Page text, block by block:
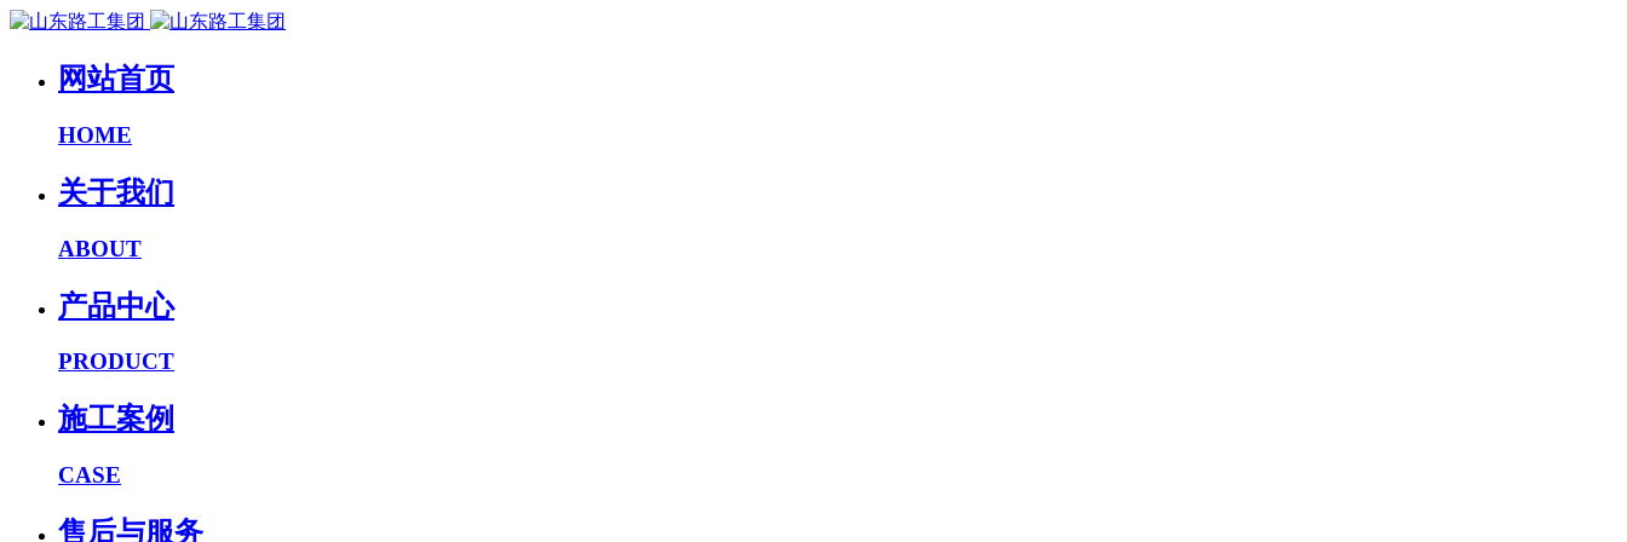
网站首页
HOME
关于我们
ABOUT
产品中心
PRODUCT
施工案例
CASE
售后与服务